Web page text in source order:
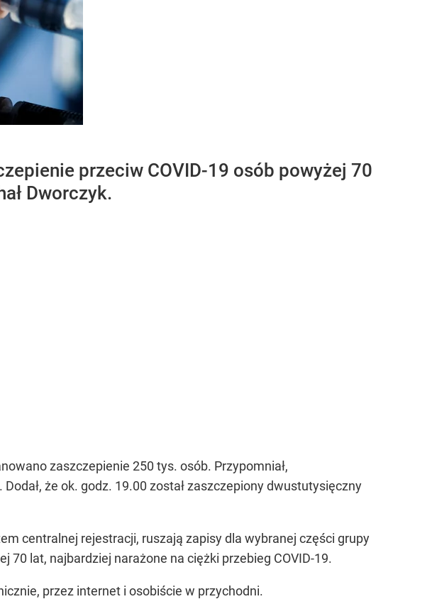
przeciw COVID-19 osób powyżej 70
Dworczyk.
zaszczepienie 250 tys. osób. Przypomniał,
że ok. godz. 19.00 został zaszczepiony dwustutysięczny
centralnej rejestracji, ruszają zapisy dla wybranej części grupy
70 lat, najbardziej narażone na ciężki przebieg COVID-19.
przez internet i osobiście w przychodni.